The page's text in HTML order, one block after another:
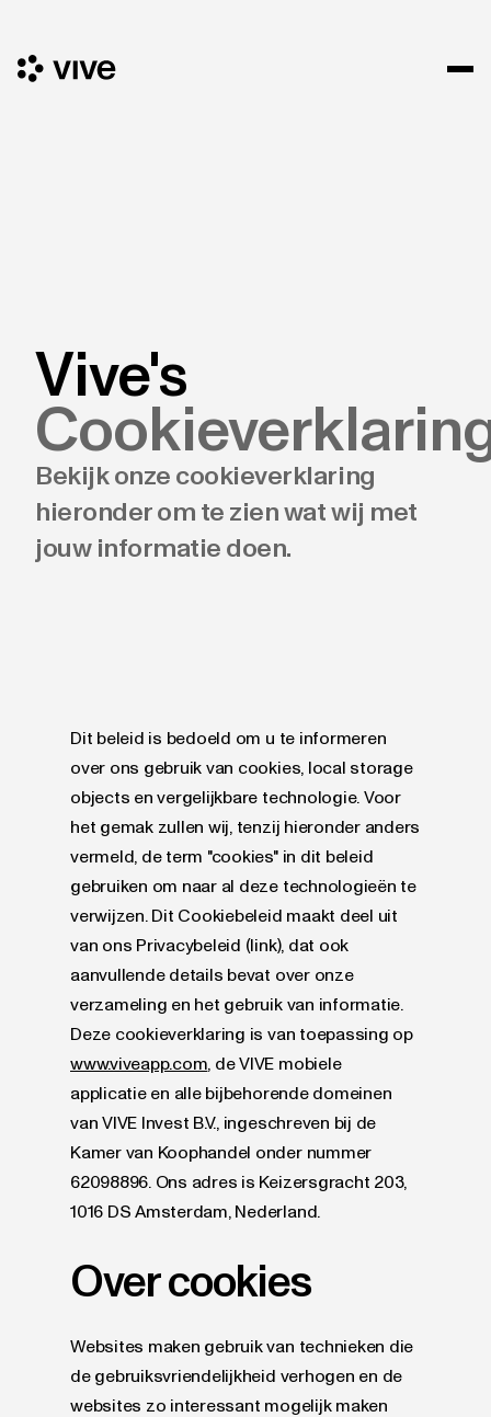
Vive's
Bekijk onze cookieverklaring
hieronder om te zien wat wij met
jouw informatie doen.
Dit beleid is bedoeld om u te informeren
over ons gebruik van cookies, local storage
objects en vergelijkbare technologie. Voor
het gemak zullen wij, tenzij hieronder anders
vermeld, de term "cookies" in dit beleid
gebruiken om naar al deze technologieën te
verwijzen. Dit Cookiebeleid maakt deel uit
van ons Privacybeleid (link), dat ook
aanvullende details bevat over onze
verzameling en het gebruik van informatie.
Deze cookieverklaring is van toepassing op
www.viveapp.com, de VIVE mobiele
applicatie en alle bijbehorende domeinen
van VIVE Invest B.V., ingeschreven bij de
Kamer van Koophandel onder nummer
62098896. Ons adres is Keizersgracht 203,
1016 DS Amsterdam, Nederland.
Over cookies
Websites maken gebruik van technieken die
de gebruiksvriendelijkheid verhogen en de
websites zo interessant mogelijk maken